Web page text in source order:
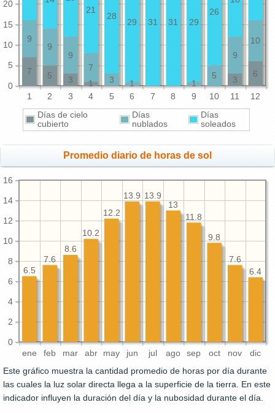
1 2 3 4 5 6 7 8 9 10 11 12
0
5
10
15
20
6
3
1
3
5
7
10
9
5
1
1
3
7
9
9
9
26
29
31
31
29
28
21
Días de cielo
cubierto
Días
nublados
Días
soleados
Promedio diario de horas de sol
ene feb mar abr may jun jul ago sep oct nov dic
0
2
4
6
8
10
12
14
16
6.4
7.6
9.8
11.8
13
13.9
13.9
12.2
10.2
8.6
7.6
6.5
Este gráfico muestra la cantidad promedio de horas por día durante
las cuales la luz solar directa llega a la superficie de la tierra. En este
indicador influyen la duración del día y la nubosidad durante el día.